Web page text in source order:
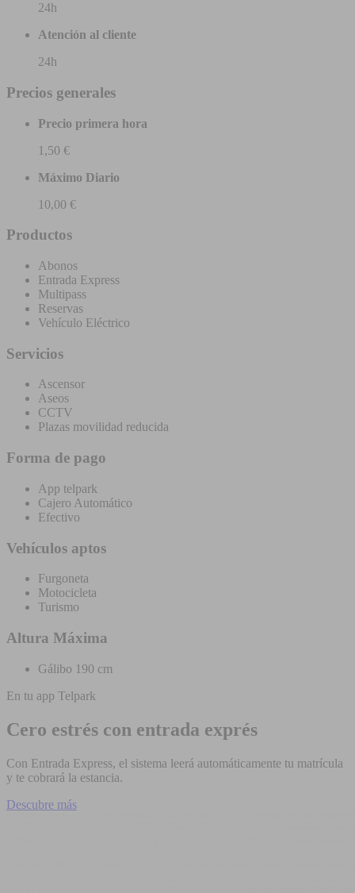
24h
Atención al cliente
24h
Precios generales
Precio primera hora
1,50 €
Máximo Diario
10,00 €
Productos
Abonos
Entrada Express
Multipass
Reservas
Vehículo Eléctrico
Servicios
Ascensor
Aseos
CCTV
Plazas movilidad reducida
Forma de pago
App telpark
Cajero Automático
Efectivo
Vehículos aptos
Furgoneta
Motocicleta
Turismo
Altura Máxima
Gálibo 190 cm
En tu app Telpark
Cero estrés con entrada exprés
Con Entrada Express, el sistema leerá automáticamente tu matrícula
y te cobrará la estancia.
Descubre más